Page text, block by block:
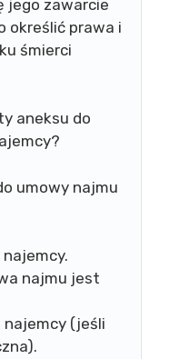
jego zawarcie
określić prawa i
śmierci
aneksu do
umowy najmu
najmu jest
(jeśli